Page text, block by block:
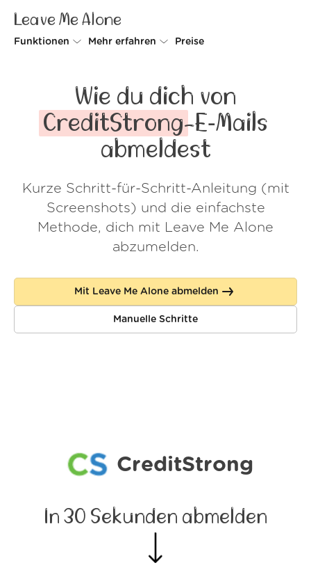
Leave Me Alone
Funktionen
Rollups
Screener
Do-not-disturb
Mehr erfahren
So geht's
Sicherheit
Über uns
Login
Preise
Wie du dich von
CreditStrong-E‑Mails
abmeldest
Kurze Schritt-für-Schritt-Anleitung (mit
Screenshots) und die einfachste
Methode, dich mit Leave Me Alone
abzumelden.
Mit Leave Me Alone abmelden
Manuelle Schritte
CreditStrong
In 30 Sekunden abmelden